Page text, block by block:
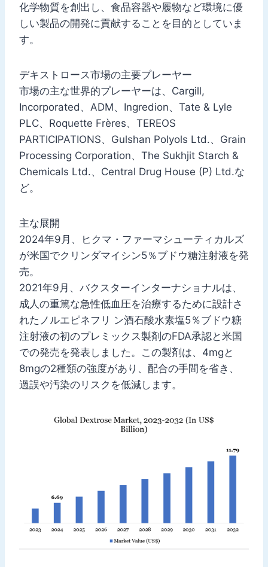
化学物質を創出し、食品容器や履物など環境に優
しい製品の開発に貢献することを目的としていま
す。
デキストロース市場の主要プレーヤー
市場の主な世界的プレーヤーは、Cargill,
Incorporated、ADM、Ingredion、Tate & Lyle
PLC、Roquette Frères、TEREOS
PARTICIPATIONS、Gulshan Polyols Ltd.、Grain
Processing Corporation、The Sukhjit Starch &
Chemicals Ltd.、Central Drug House (P) Ltd.な
ど。
主な展開
2024年9月、ヒクマ・ファーマシューティカルズ
が米国でクリンダマイシン5％ブドウ糖注射液を発
売。
2021年9月、バクスターインターナショナルは、
成人の重篤な急性低血圧を治療するために設計さ
れたノルエピネフリ ン酒石酸水素塩5％ブドウ糖
注射液の初のプレミックス製剤のFDA承認と米国
での発売を発表しました。この製剤は、4mgと
8mgの2種類の強度があり、配合の手間を省き、
過誤や汚染のリスクを低減します。